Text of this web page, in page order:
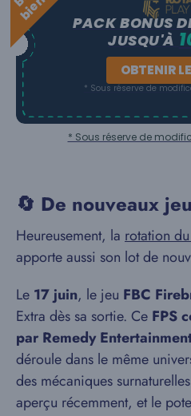
PACK BONUS
JUSQU'À
OBTENIR
* Sous réserve de
* Sous réserve de
🔄 De nouveaux
Heureusement, la rotation
apporte aussi son lot de
Le 17 juin, le jeu FBC
Extra dès sa sortie. Ce FPS
par Remedy
déroule dans le même
des mécaniques
aperçu récemment, et le